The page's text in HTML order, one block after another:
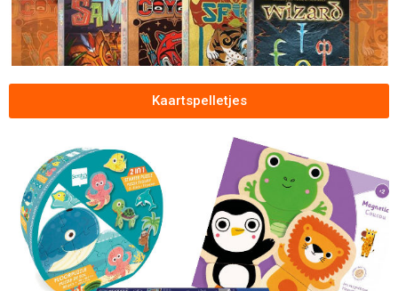
Kaartspelletjes